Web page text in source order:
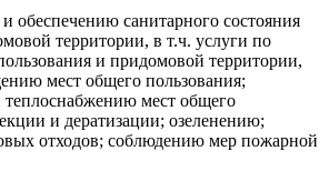
и обеспечению санитарного состояния
территории, в т.ч. услуги по
и придомовой территории,
мест общего пользования;
мест общего
и дератизации; озеленению;
отходов; соблюдению мер пожарной